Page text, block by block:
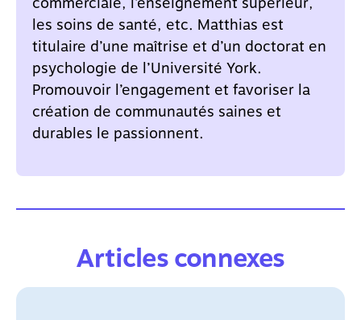
les soins de santé, etc. Matthias est
titulaire d’une maîtrise et d’un doctorat en
psychologie de l’Université York.
Promouvoir l’engagement et favoriser la
création de communautés saines et
durables le passionnent.
Articles connexes